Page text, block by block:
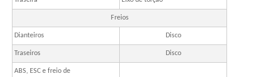
Freios
Dianteiros Disco
Traseiros Disco
ABS, ESC e freio de